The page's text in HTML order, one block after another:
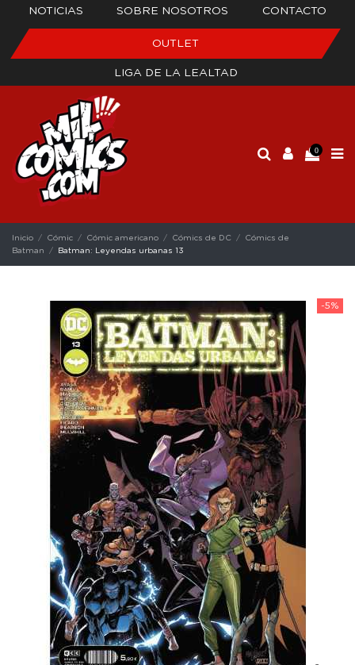
NOTICIAS SOBRE NOSOTROS CONTACTO
OUTLET
LIGA DE LA LEALTAD
0
Inicio Cómic Cómic americano Cómics de DC
Cómics de
Batman
Batman: Leyendas urbanas 13
-5%